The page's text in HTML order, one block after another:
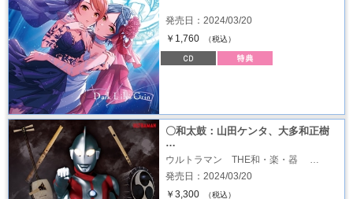
発売日：2024/03/20
￥1,760
（税込）
〇和太鼓：山田ケンタ、大多和正樹
…
ウルトラマン THE和・楽・器 …
発売日：2024/03/20
￥3,300
（税込）